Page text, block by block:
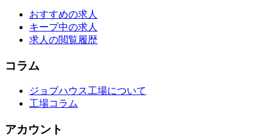
おすすめの求人
キープ中の求人
求人の閲覧履歴
コラム
ジョブハウス工場について
工場コラム
アカウント